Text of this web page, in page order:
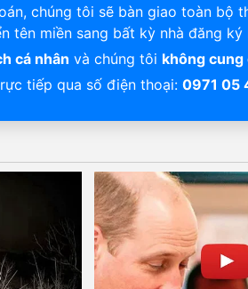
chúng tôi sẽ bàn giao toàn bộ
tên miền sang bất kỳ nhà đăng
cá nhân và chúng tôi không cung
tiếp qua số điện thoại: 0971 05